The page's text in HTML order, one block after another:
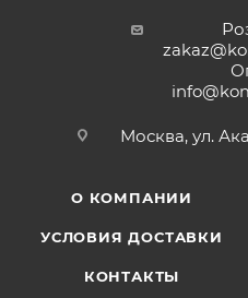
Москва, ул.
О КОМПАНИИ
УСЛОВИЯ ДОСТАВКИ
КОНТАКТЫ